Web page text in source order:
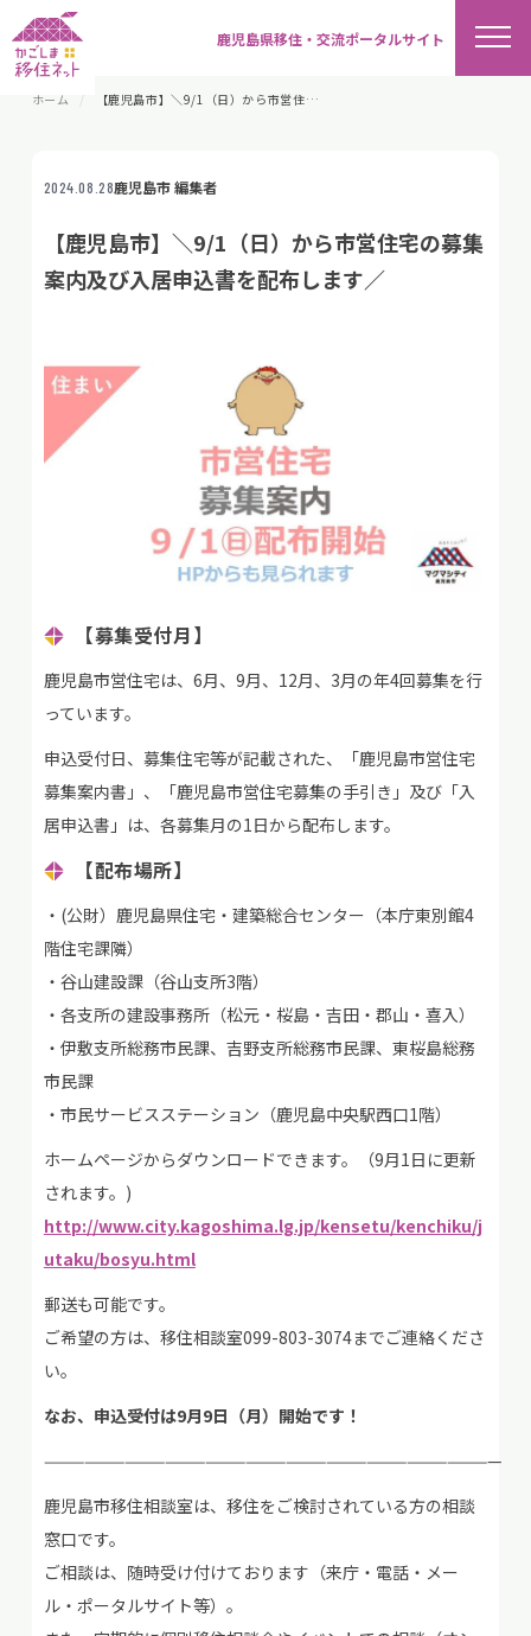
鹿児島県移住・交流ポータルサイト
ホーム 【鹿児島市】＼9/1（日）から市営住宅の募集案内及び入居申込書を配布します／
2024.08.28鹿児島市 編集者
【鹿児島市】＼9/1（日）から市営住宅の募集
案内及び入居申込書を配布します／
【募集受付月】
鹿児島市営住宅は、6月、9月、12月、3月の年4回募集を行
っています。
申込受付日、募集住宅等が記載された、「鹿児島市営住宅
募集案内書」、「鹿児島市営住宅募集の手引き」及び「入
居申込書」は、各募集月の1日から配布します。
【配布場所】
・(公財）鹿児島県住宅・建築総合センター（本庁東別館4
階住宅課隣）
・谷山建設課（谷山支所3階）
・各支所の建設事務所（松元・桜島・吉田・郡山・喜入）
・伊敷支所総務市民課、吉野支所総務市民課、東桜島総務
市民課
・市民サービスステーション（鹿児島中央駅西口1階）
ホームページからダウンロードできます。（9月1日に更新
されます。)
http://www.city.kagoshima.lg.jp/kensetu/kenchiku/j
utaku/bosyu.html
郵送も可能です。
ご希望の方は、移住相談室099-803-3074までご連絡くださ
い。
なお、申込受付は9月9日（月）開始です！
——————————————————————————————————
鹿児島市移住相談室は、移住をご検討されている方の相談
窓口です。
ご相談は、随時受け付けております（来庁・電話・メー
ル・ポータルサイト等）。